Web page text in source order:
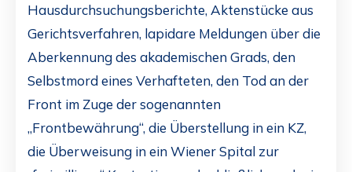
Hausdurchsuchungsberichte, Aktenstücke aus
Gerichtsverfahren, lapidare Meldungen über die
Aberkennung des akademischen Grads, den
Selbstmord eines Verhafteten, den Tod an der
Front im Zuge der sogenannten
„Frontbewährung“, die Überstellung in ein KZ,
die Überweisung in ein Wiener Spital zur